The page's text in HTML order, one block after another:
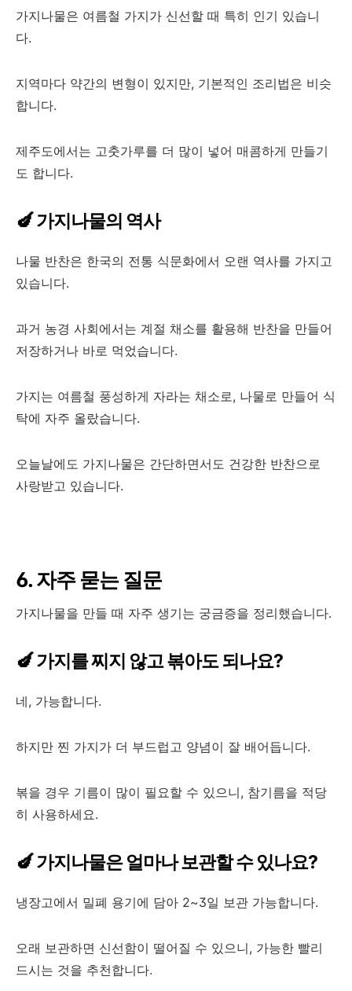
가지나물은 여름철 가지가 신선할 때 특히 인기 있습니
다.
지역마다 약간의 변형이 있지만, 기본적인 조리법은 비슷
합니다.
제주도에서는 고춧가루를 더 많이 넣어 매콤하게 만들기
도 합니다.
🍆 가지나물의 역사
나물 반찬은 한국의 전통 식문화에서 오랜 역사를 가지고
있습니다.
과거 농경 사회에서는 계절 채소를 활용해 반찬을 만들어
저장하거나 바로 먹었습니다.
가지는 여름철 풍성하게 자라는 채소로, 나물로 만들어 식
탁에 자주 올랐습니다.
오늘날에도 가지나물은 간단하면서도 건강한 반찬으로
사랑받고 있습니다.
6. 자주 묻는 질문
가지나물을 만들 때 자주 생기는 궁금증을 정리했습니다.
🍆 가지를 찌지 않고 볶아도 되나요?
네, 가능합니다.
하지만 찐 가지가 더 부드럽고 양념이 잘 배어듭니다.
볶을 경우 기름이 많이 필요할 수 있으니, 참기름을 적당
히 사용하세요.
🍆 가지나물은 얼마나 보관할 수 있나요?
냉장고에서 밀폐 용기에 담아 2~3일 보관 가능합니다.
오래 보관하면 신선함이 떨어질 수 있으니, 가능한 빨리
드시는 것을 추천합니다.